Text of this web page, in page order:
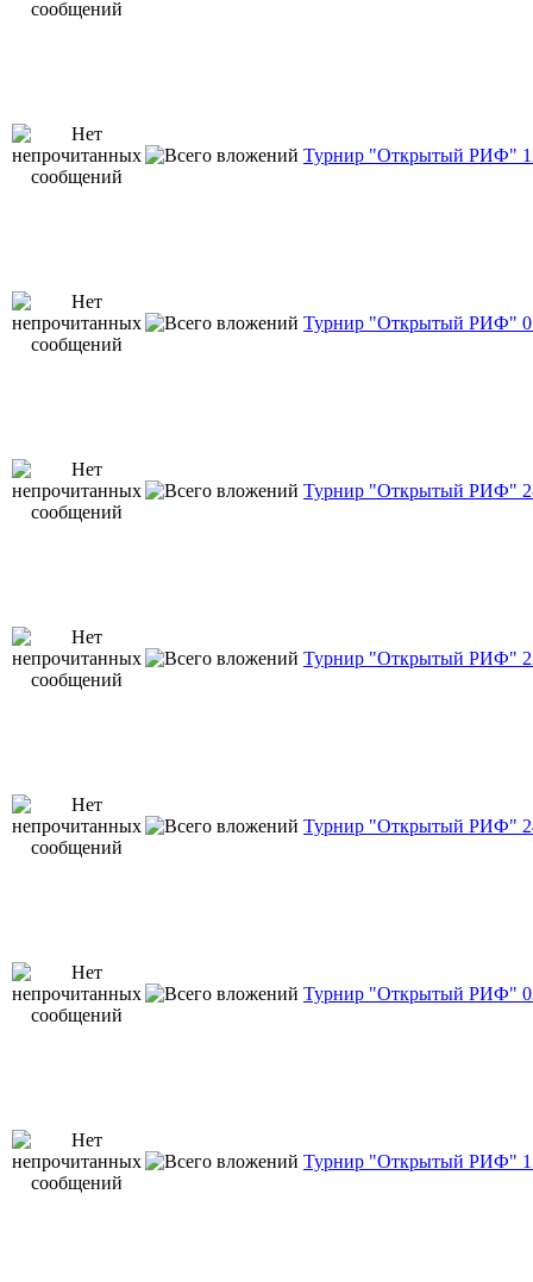
Турнир "Открытый РИФ"
Турнир "Открытый РИФ"
Турнир "Открытый РИФ"
Турнир "Открытый РИФ"
Турнир "Открытый РИФ"
Турнир "Открытый РИФ"
Турнир "Открытый РИФ"